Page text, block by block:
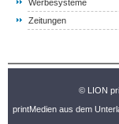
Werbesysteme
Zeitungen
© LION
printMedien aus dem